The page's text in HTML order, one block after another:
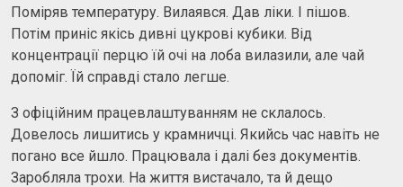
Поміряв температуру. Вилаявся. Дав ліки. І пішов.
Потім приніс якісь дивні цукрові кубики. Від
концентрації перцю їй очі на лоба вилазили, але чай
допоміг. Їй справді стало легше.
З офіційним працевлаштуванням не склалось.
Довелось лишитись у крамничці. Якийсь час навіть не
погано все йшло. Працювала і далі без документів.
Заробляла трохи. На життя вистачало, та й дещо